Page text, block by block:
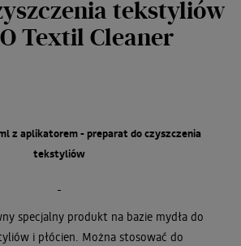
tekstyliów
Textil Cleaner
z aplikatorem - preparat do czyszczenia
tekstyliów
specjalny produkt na bazie mydła do
i płócien. Można stosować do